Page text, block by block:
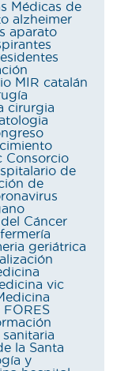
Médicas de
alzheimer
aparato
MIR catalán
cirurgia
Consorcio
de
de
Cáncer
geriátrica
vic
FORES
la Santa
y